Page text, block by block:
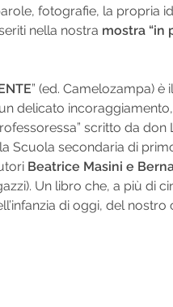
fotografie, la
nella nostra mostra “in
” (ed. Camelozampa)
delicato
scritto da
Scuola secondaria di
Beatrice Masini e
Un libro che, a più di
di oggi, del